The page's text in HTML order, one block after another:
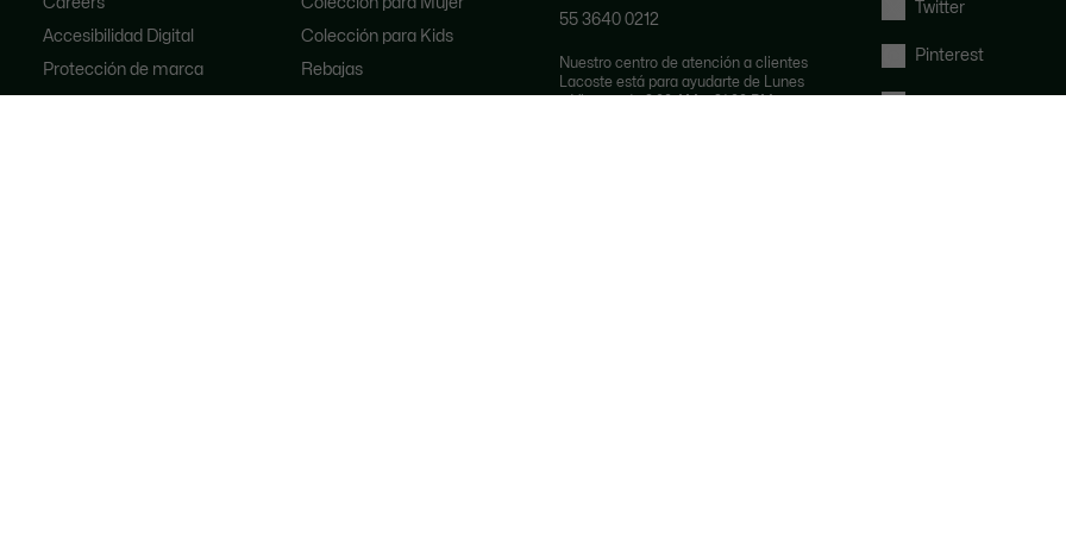
Accesibilidad Digital
Protección de marca
Colección para Kids
Rebajas
55 3640 0212
Nuestro centro de atención a clientes
Lacoste está para ayudarte de Lunes
Twitter
Pinterest